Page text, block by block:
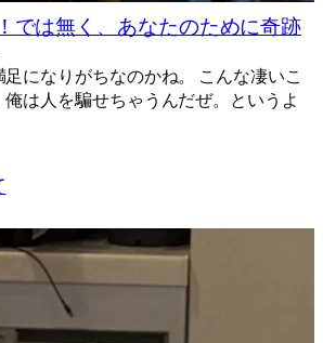
では無く、あなたのために奇跡
になりがちなのかね。 こんな凄いこ
は人を騙せちゃうんだぜ。というよ